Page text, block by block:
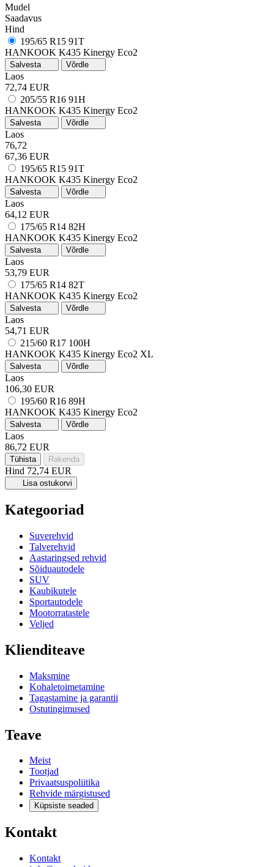
Mudel
Saadavus
Hind
195/65 R15 91T
HANKOOK K435 Kinergy Eco2
Salvesta Võrdle
Laos
72,74 EUR
205/55 R16 91H
HANKOOK K435 Kinergy Eco2
Salvesta Võrdle
Laos
76,72
67,36 EUR
195/65 R15 91T
HANKOOK K435 Kinergy Eco2
Salvesta Võrdle
Laos
64,12 EUR
175/65 R14 82H
HANKOOK K435 Kinergy Eco2
Salvesta Võrdle
Laos
53,79 EUR
175/65 R14 82T
HANKOOK K435 Kinergy Eco2
Salvesta Võrdle
Laos
54,71 EUR
215/60 R17 100H
HANKOOK K435 Kinergy Eco2 XL
Salvesta Võrdle
Laos
106,30 EUR
195/60 R16 89H
HANKOOK K435 Kinergy Eco2
Salvesta Võrdle
Laos
86,72 EUR
Tühista Rakenda
Hind 72,74 EUR
Lisa ostukorvi
Kategooriad
Suverehvid
Talverehvid
Aastaringsed rehvid
Sõiduautodele
SUV
Kaubikutele
Sportautodele
Mootorratastele
Veljed
Klienditeave
Maksmine
Kohaletoimetamine
Tagastamine ja garantii
Ostutingimused
Teave
Meist
Tootjad
Privaatsuspoliitika
Rehvide märgistused
Küpsiste seaded
Kontakt
Kontakt